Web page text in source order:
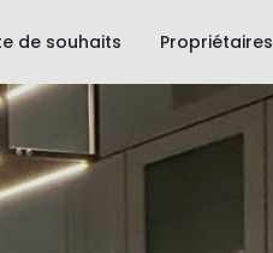
de souhaits Propriétaires